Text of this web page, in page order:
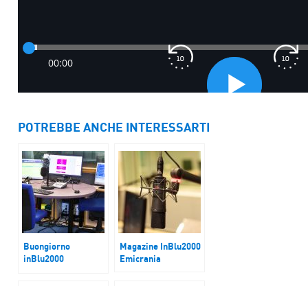
POTREBBE ANCHE INTERESSARTI
Buongiorno
inBlu2000
Magazine InBlu2000
Emicrania